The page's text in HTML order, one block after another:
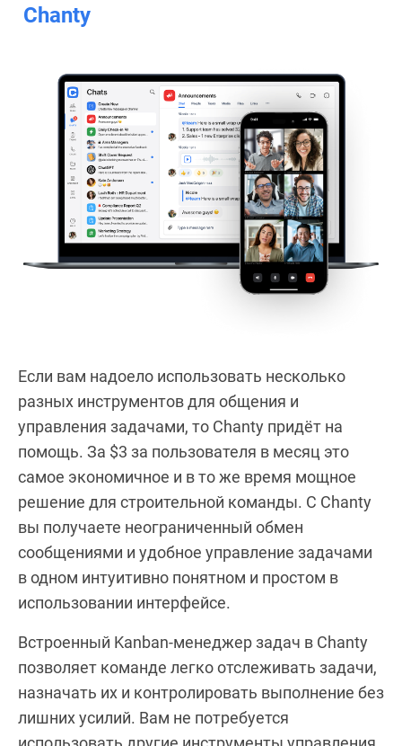
Chanty
Если вам надоело использовать несколько
разных инструментов для общения и
управления задачами, то Chanty придёт на
помощь. За $3 за пользователя в месяц это
самое экономичное и в то же время мощное
решение для строительной команды. С Chanty
вы получаете неограниченный обмен
сообщениями и удобное управление задачами
в одном интуитивно понятном и простом в
использовании интерфейсе.
Встроенный Kanban-менеджер задач в Chanty
позволяет команде легко отслеживать задачи,
назначать их и контролировать выполнение без
лишних усилий. Вам не потребуется